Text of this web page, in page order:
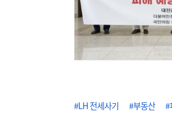
#LH 전세사기 #부동산 #